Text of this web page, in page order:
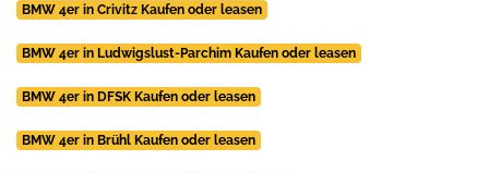
BMW 4er in Crivitz Kaufen oder leasen
BMW 4er in Ludwigslust-Parchim Kaufen oder leasen
BMW 4er in DFSK Kaufen oder leasen
BMW 4er in Brühl Kaufen oder leasen